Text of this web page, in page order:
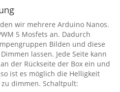
wir mehrere Arduino Nanos.
5 Mosfets an. Dadurch
Bilden und diese
lassen. Jede Seite kann
der Rückseite der Box ein und
ist es möglich die Helligkeit
dimmen. Schaltpult: